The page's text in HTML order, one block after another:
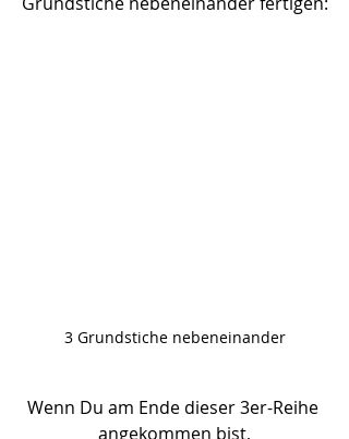
3 Grundstiche nebeneinander
Wenn Du am Ende dieser 3er-Reihe
angekommen bist,